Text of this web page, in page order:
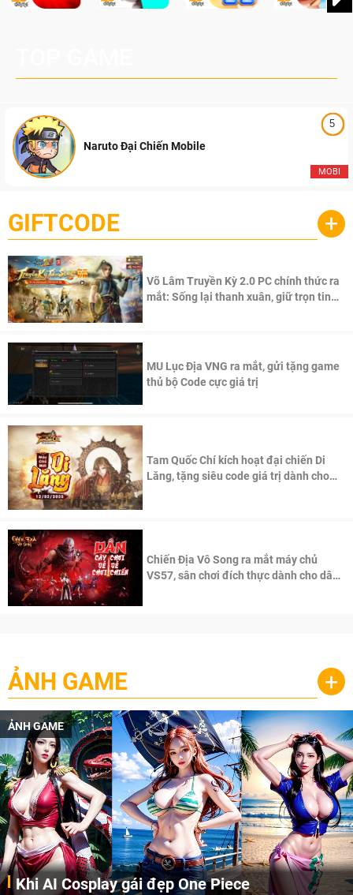
5
MOBI
Naruto Đại Chiến Mobile
GIFTCODE +
Võ Lâm Truyền Kỳ 2.0 PC chính thức ra
mắt: Sống lại thanh xuân, giữ trọn tinh
MU Lục Địa VNG ra mắt, gửi tặng game
thủ bộ Code cực giá trị
Tam Quốc Chí kích hoạt đại chiến Di
Lăng, tặng siêu code giá trị dành cho
Chiến Địa Vô Song ra mắt máy chủ
VS57, sân chơi đích thực dành cho dân
ẢNH GAME +
ẢNH GAME
Khi AI Cosplay gái đẹp One Piece